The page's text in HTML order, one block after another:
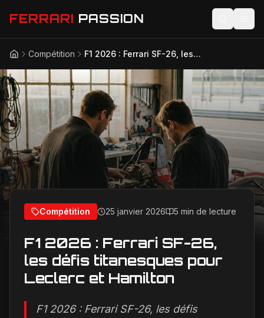
FERRARI PASSION
Actualités
Modèles
Compétition
Technologie
Lifestyle
AccueilCompétition F1 2026 : Ferrari SF-26, les défis titanesques pour Leclerc et Hamilton
Compétition 25 janvier 2026 5 min de lecture
F1 2026 : Ferrari SF-26,
les défis titanesques pour
Leclerc et Hamilton
F1 2026 : Ferrari SF-26, les défis